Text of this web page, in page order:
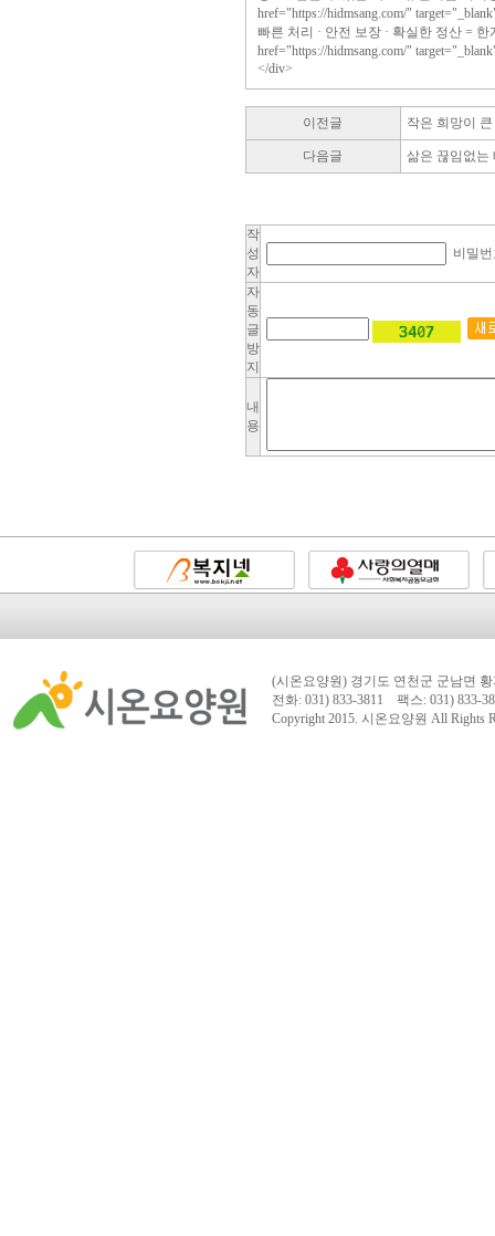
href="https://hidmsang.com/"
빠른 처리 · 안전 보장 · 확실한 정산 = 한
href="https://hidmsang.com/"
</div>
이전글 작은 희망이
다음글 삶은 끊임없는
작
성
자
비밀
자
동
글
방
지
내
용
(시온요양원) 경기도 연천군 군남면
전화: 031) 833-3811 팩스: 031) 833-
Copyright 2015. 시온요양원 All Rights